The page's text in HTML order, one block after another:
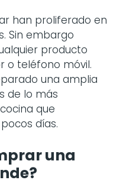
han proliferado en
Sin embargo
producto
o teléfono móvil.
una amplia
de lo más
que
días.
una
?